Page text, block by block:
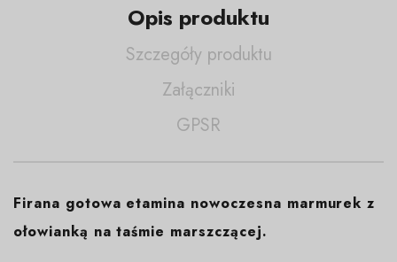
Opis produktu
Szczegóły produktu
Załączniki
GPSR
Firana gotowa etamina nowoczesna marmurek z
ołowianką na taśmie marszczącej.